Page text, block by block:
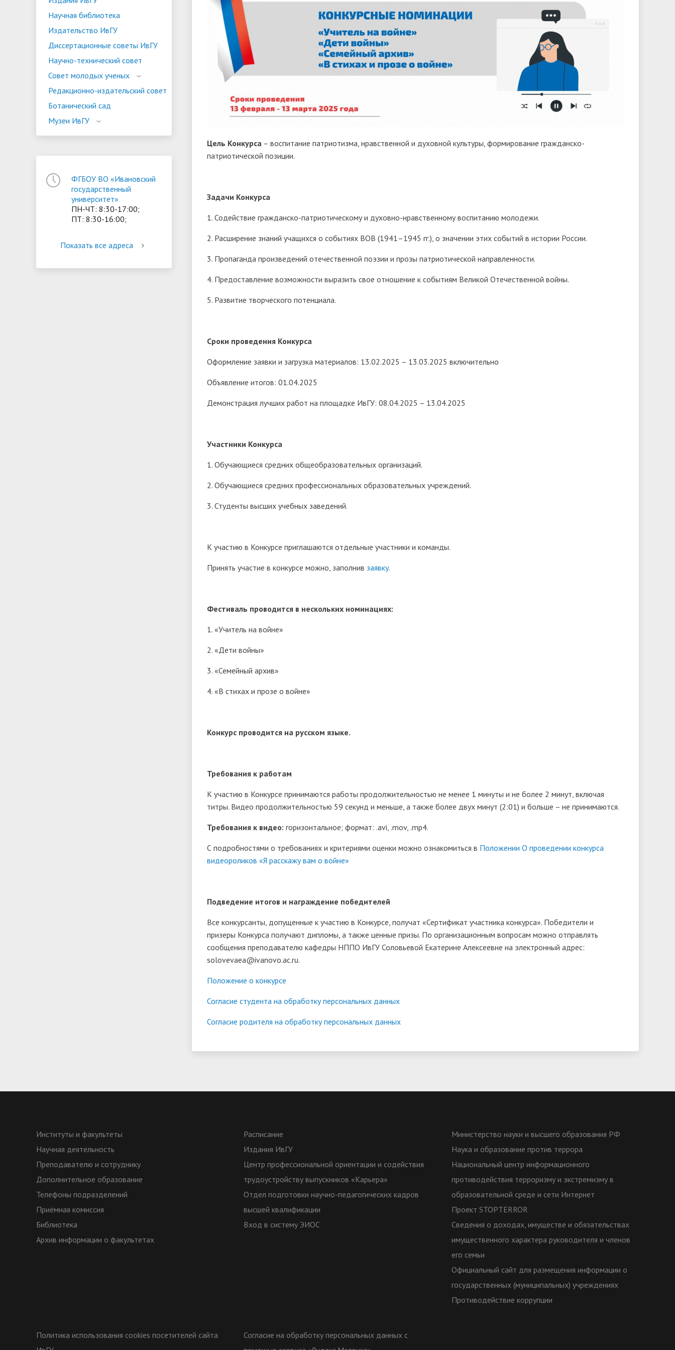
Научная библиотека
Издательство ИвГУ
Диссертационные советы ИвГУ
Научно-технический совет
Совет молодых ученых
Редакционно-издательский совет
Ботанический сад
Музеи ИвГУ
ФГБОУ ВО «Ивановский
государственный
университет»
ПН-ЧТ: 8:30-17:00;
ПТ: 8:30-16:00;
Показать все адреса
Цель Конкурса – воспитание патриотизма, нравственной и духовной культуры, формирование гражданско-
патриотической позиции.
Задачи Конкурса
1. Содействие гражданско-патриотическому и духовно-нравственному воспитанию молодежи.
2. Расширение знаний учащихся о событиях ВОВ (1941–1945 гг.), о значении этих событий в истории России.
3. Пропаганда произведений отечественной поэзии и прозы патриотической направленности.
4. Предоставление возможности выразить свое отношение к событиям Великой Отечественной войны.
5. Развитие творческого потенциала.
Сроки проведения Конкурса
Оформление заявки и загрузка материалов: 13.02.2025 – 13.03.2025 включительно
Объявление итогов: 01.04.2025
Демонстрация лучших работ на площадке ИвГУ: 08.04.2025 – 13.04.2025
Участники Конкурса
1. Обучающиеся средних общеобразовательных организаций.
2. Обучающиеся средних профессиональных образовательных учреждений.
3. Студенты высших учебных заведений.
К участию в Конкурсе приглашаются отдельные участники и команды.
Принять участие в конкурсе можно, заполнив заявку.
Фестиваль проводится в нескольких номинациях:
1. «Учитель на войне»
2. «Дети войны»
3. «Семейный архив»
4. «В стихах и прозе о войне»
Конкурс проводится на русском языке.
Требования к работам
К участию в Конкурсе принимаются работы продолжительностью не менее 1 минуты и не более 2 минут, включая
титры. Видео продолжительностью 59 секунд и меньше, а также более двух минут (2:01) и больше – не принимаются.
Требования к видео: горизонтальное; формат: .avi, .mov, .mp4.
С подробностями о требованиях и критериями оценки можно ознакомиться в Положении О проведении конкурса
видеороликов «Я расскажу вам о войне»
Подведение итогов и награждение победителей
Все конкурсанты, допущенные к участию в Конкурсе, получат «Сертификат участника конкурса». Победители и
призеры Конкурса получают дипломы, а также ценные призы. По организационным вопросам можно отправлять
сообщения преподавателю кафедры НППО ИвГУ Соловьевой Екатерине Алексеевне на электронный адрес:
solovevaea@ivanovo.ac.ru.
Положение о конкурсе
Согласие студента на обработку персональных данных
Согласие родителя на обработку персональных данных
Институты и факультеты
Научная деятельность
Преподавателю и сотруднику
Дополнительное образование
Телефоны подразделений
Приёмная комиссия
Библиотека
Архив информации о факультетах
Расписание
Издания ИвГУ
Центр профессиональной ориентации и содействия
трудоустройству выпускников «Карьера»
Отдел подготовки научно-педагогических кадров
высшей квалификации
Вход в систему ЭИОС
Министерство науки и высшего образования РФ
Наука и образование против террора
Национальный центр информационного
противодействия терроризму и экстремизму в
образовательной среде и сети Интернет
Проект STOPTERROR
Сведения о доходах, имуществе и обязательствах
имущественного характера руководителя и членов
его семьи
Официальный сайт для размещения информации о
государственных (муниципальных) учреждениях
Противодействие коррупции
Политика использования cookies посетителей сайта
Согласие на обработку персональных данных с